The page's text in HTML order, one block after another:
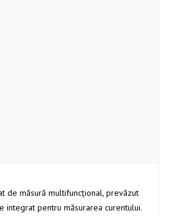
de măsură multifuncțional, prevăzut
integrat pentru măsurarea curentului.